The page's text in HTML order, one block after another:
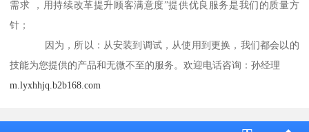
需求 ，用持续改革提升顾客满意度”提供优良服务是我们的质量方
针；
因为，所以：从安装到调试，从使用到更换，我们都会以的
技能为您提供的产品和无微不至的服务。欢迎电话咨询：孙经理
m.lyxhhjq.b2b168.com